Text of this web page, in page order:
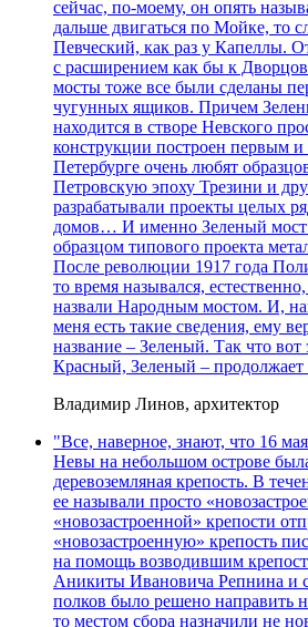
сейчас, по-моему, он опять
дальше двигаться по Мойке, то
Певческий, как раз у Капеллы.
с расширением как бы к
мосты тоже все были сделаны
чугунных ящиков. Причем
находится в створе Невского
конструкции построен первым
Петербурге очень любят
Петровскую эпоху Трезини и
разрабатывали проекты целых
домов… И именно Зеленый мост
образцом типового проекта
После революции 1917 года
то время назывался,
назвали Народным мостом. И,
меня есть такие сведения, ему
название – Зеленый. Так что
Красный, Зеленый – продолжает
Владимир Линов, архитектор
"Все, наверное, знают, что 16
Невы на небольшом острове
деревоземляная крепость. В
ее называли просто
«новозастроенной» крепости
«новозастроенную» крепость
на помощь возводившим
Аникиты Ивановича Репнина и
полков было решено направить
то местом сбора назначили не